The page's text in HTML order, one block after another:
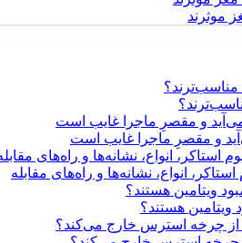
موثرند
و مقصرِ ماجرا غایب است
انواع، نشانه‌ها و راه‌های مقابله
ویتامین هستند؟